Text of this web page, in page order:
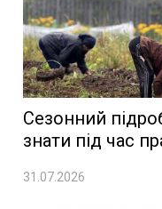
Сезонний
знати під час
31.07.2026